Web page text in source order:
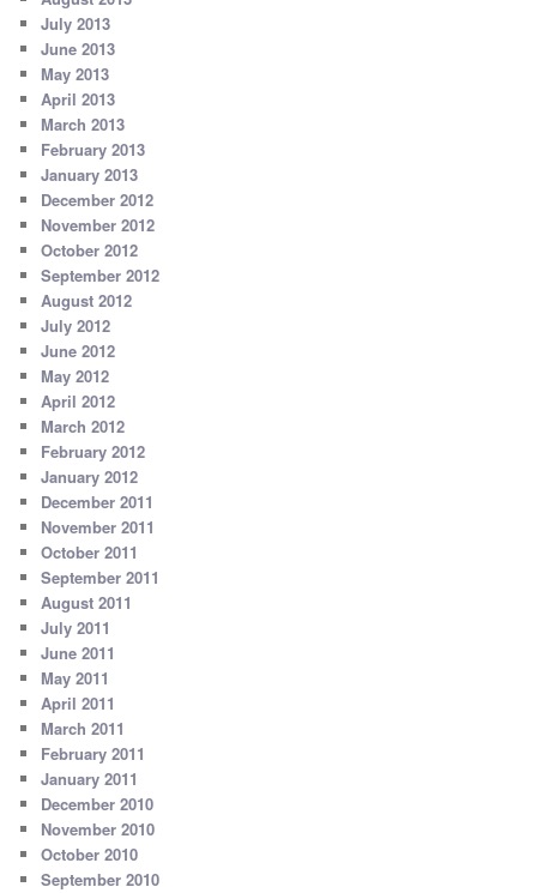
July 2013
June 2013
May 2013
April 2013
March 2013
February 2013
January 2013
December 2012
November 2012
October 2012
September 2012
August 2012
July 2012
June 2012
May 2012
April 2012
March 2012
February 2012
January 2012
December 2011
November 2011
October 2011
September 2011
August 2011
July 2011
June 2011
May 2011
April 2011
March 2011
February 2011
January 2011
December 2010
November 2010
October 2010
September 2010